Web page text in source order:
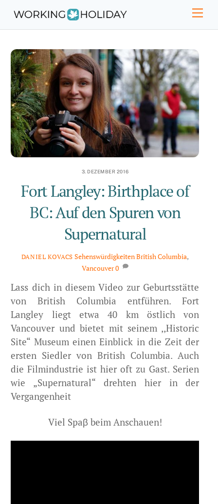
content
3. DEZEMBER 2016
Fort Langley: Birthplace of
BC: Auf den Spuren von
Supernatural
DANIEL KOVACS SehenswürdigkeitenBritish Columbia,
Vancouver0
Lass dich in diesem Video zur Geburtsstätte
von British Columbia entführen. Fort
Langley liegt etwa 40 km östlich von
Vancouver und bietet mit seinem ,,Historic
Site“ Museum einen Einblick in die Zeit der
ersten Siedler von British Columbia. Auch
die Filmindustrie ist hier oft zu Gast. Serien
wie „Supernatural“ drehten hier in der
Vergangenheit
Viel Spaβ beim Anschauen!